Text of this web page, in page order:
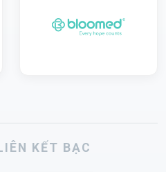
KẾT BẠC